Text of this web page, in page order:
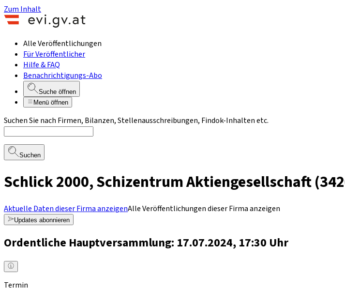
Zum Inhalt
Alle Veröffentlichungen
Für Veröffentlicher
Hilfe & FAQ
Benachrichtigungs-Abo
Suche öffnen
Menü öffnen
Suchen Sie nach Firmen, Bilanzen, Stellenausschreibungen, Findok-Inhalten etc.
Suchen
Schlick 2000, Schizentrum Aktiengesellschaft
Aktuelle Daten dieser Firma anzeigenAlle Veröffentlichungen dieser Firma anzeigen
Updates abonnieren
Ordentliche Hauptversammlung: 17.07.2024, 17:30 Uhr
Termin